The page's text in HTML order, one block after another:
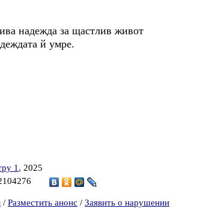
надежда за щастлив живот
й умре.
1 , 2025
/ Разместить анонс / Заявить о нарушении